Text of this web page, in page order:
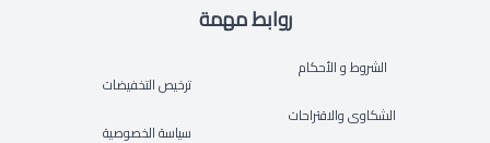
روابط مهمة
الشروط و الأحكام
الشكاوى والاقتراحات
ترخيص التخفيضات
سياسة الخصوصية